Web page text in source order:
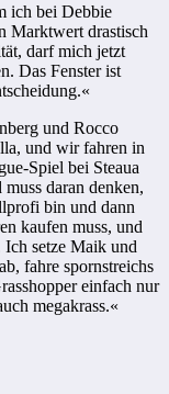
ich bei Debbie
Marktwert drastisch
darf mich jetzt
Das Fenster ist
und Rocco
und wir fahren in
Spiel bei Steaua
daran denken,
bin und dann
kaufen muss, und
setze Maik und
fahre spornstreichs
einfach nur
megakrass.«